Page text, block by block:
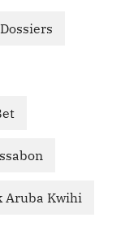
Aruba Kwihi